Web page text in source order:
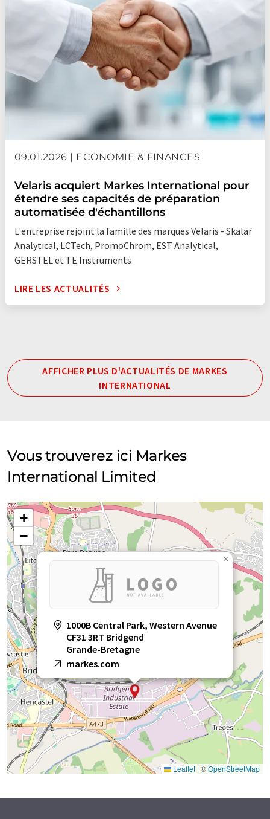
09.01.2026 | ECONOMIE & FINANCES
Velaris acquiert Markes International pour
étendre ses capacités de préparation
automatisée d'échantillons
L'entreprise rejoint la famille des marques Velaris - Skalar
Analytical, LCTech, PromoChrom, EST Analytical,
GERSTEL et TE Instruments
LIRE LES ACTUALITÉS
AFFICHER PLUS D'ACTUALITÉS DE MARKES
INTERNATIONAL
Vous trouverez ici Markes
International Limited
1000B Central Park, Western Avenue
CF31 3RT Bridgend
Grande-Bretagne
markes.com
×
+
−
Leaflet | ©OpenStreetMap